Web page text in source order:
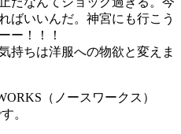
ばいいんだ。神宮にも行こう
ー！！！
持ちは洋服への物欲と変えま
（ノースワークス）
。